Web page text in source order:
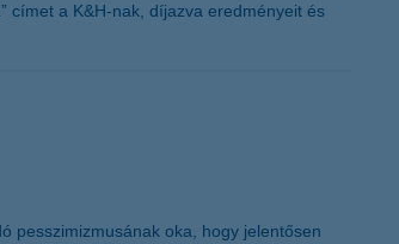
címet a K&H-nak, díjazva eredményeit és
pesszimizmusának oka, hogy jelentősen